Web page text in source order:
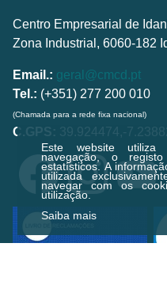
Este website
navegação, o
estatísticos.A
utilizada
navegar com os
utilização.
Saiba mais
Centro Empresarial de
Zona Industrial, 6060-182
Email.: geral@cmcd.pt
Tel.: (+351) 277 200 010
(Chamada para a rede fixa nacional)
C.GPS: 39.924474,-